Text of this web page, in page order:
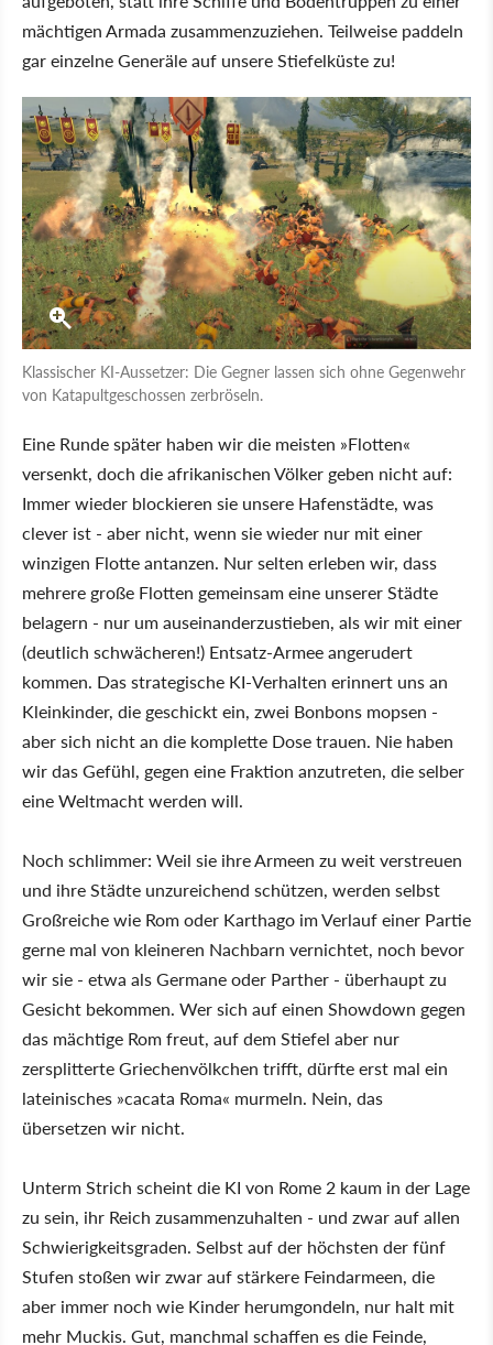
mächtigen Armada zusammenzuziehen. Teilweise paddeln
gar einzelne Generäle auf unsere Stiefelküste zu!
Klassischer KI-Aussetzer: Die Gegner lassen sich ohne Gegenwehr
von Katapultgeschossen zerbröseln.
Eine Runde später haben wir die meisten »Flotten«
versenkt, doch die afrikanischen Völker geben nicht auf:
Immer wieder blockieren sie unsere Hafenstädte, was
clever ist - aber nicht, wenn sie wieder nur mit einer
winzigen Flotte antanzen. Nur selten erleben wir, dass
mehrere große Flotten gemeinsam eine unserer Städte
belagern - nur um auseinanderzustieben, als wir mit einer
(deutlich schwächeren!) Entsatz-Armee angerudert
kommen. Das strategische KI-Verhalten erinnert uns an
Kleinkinder, die geschickt ein, zwei Bonbons mopsen -
aber sich nicht an die komplette Dose trauen. Nie haben
wir das Gefühl, gegen eine Fraktion anzutreten, die selber
eine Weltmacht werden will.
Noch schlimmer: Weil sie ihre Armeen zu weit verstreuen
und ihre Städte unzureichend schützen, werden selbst
Großreiche wie Rom oder Karthago im Verlauf einer Partie
gerne mal von kleineren Nachbarn vernichtet, noch bevor
wir sie - etwa als Germane oder Parther - überhaupt zu
Gesicht bekommen. Wer sich auf einen Showdown gegen
das mächtige Rom freut, auf dem Stiefel aber nur
zersplitterte Griechenvölkchen trifft, dürfte erst mal ein
lateinisches »cacata Roma« murmeln. Nein, das
übersetzen wir nicht.
Unterm Strich scheint die KI von Rome 2 kaum in der Lage
zu sein, ihr Reich zusammenzuhalten - und zwar auf allen
Schwierigkeitsgraden. Selbst auf der höchsten der fünf
Stufen stoßen wir zwar auf stärkere Feindarmeen, die
aber immer noch wie Kinder herumgondeln, nur halt mit
mehr Muckis. Gut, manchmal schaffen es die Feinde,